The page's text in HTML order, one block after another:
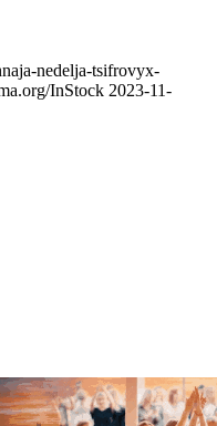
nedelja-tsifrovyx-
InStock 2023-11-